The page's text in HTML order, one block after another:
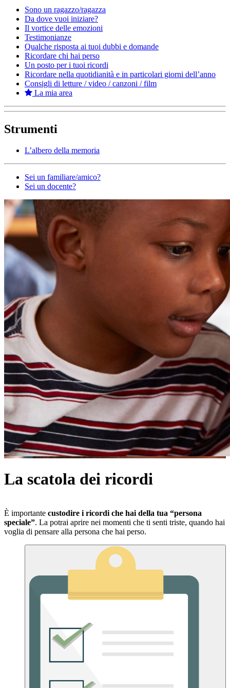
Sono un ragazzo/ragazza
Da dove vuoi iniziare?
Il vortice delle emozioni
Testimonianze
Qualche risposta ai tuoi dubbi e domande
Ricordare chi hai perso
Un posto per i tuoi ricordi
Ricordare nella quotidianità e in particolari giorni dell’anno
Consigli di letture / video / canzoni / film
La mia area
Strumenti
L’albero della memoria
AltroSei un familiare/amico?
Sei un docente?
La scatola dei ricordi
È importante custodire i ricordi che hai della tua “persona
speciale”. La potrai aprire nei momenti che ti senti triste, quando hai
voglia di pensare alla persona che hai perso.